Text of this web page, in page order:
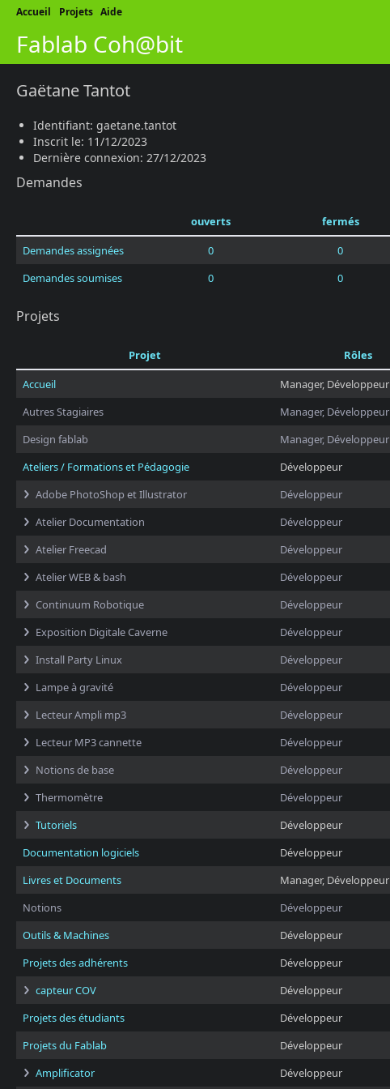
Accueil Projets Aide
Fablab Coh@bit
Gaëtane Tantot
Identifiant: gaetane.tantot
Inscrit le: 11/12/2023
Dernière connexion: 27/12/2023
Demandes
ouverts fermés
Demandes assignées
0 0
Demandes soumises
0 0
Projets
Projet Rôles
Accueil
Manager, Développeur
Autres Stagiaires
Manager, Développeur
Design fablab
Manager, Développeur
Ateliers / Formations et Pédagogie
Développeur
Adobe PhotoShop et Illustrator
Développeur
Atelier Documentation
Développeur
Atelier Freecad
Développeur
Atelier WEB & bash
Développeur
Continuum Robotique
Développeur
Exposition Digitale Caverne
Développeur
Install Party Linux
Développeur
Lampe à gravité
Développeur
Lecteur Ampli mp3
Développeur
Lecteur MP3 cannette
Développeur
Notions de base
Développeur
Thermomètre
Développeur
Tutoriels
Développeur
Documentation logiciels
Développeur
Livres et Documents
Manager, Développeur
Notions
Développeur
Outils & Machines
Développeur
Projets des adhérents
Développeur
capteur COV
Développeur
Projets des étudiants
Développeur
Projets du Fablab
Développeur
Amplificator
Développeur